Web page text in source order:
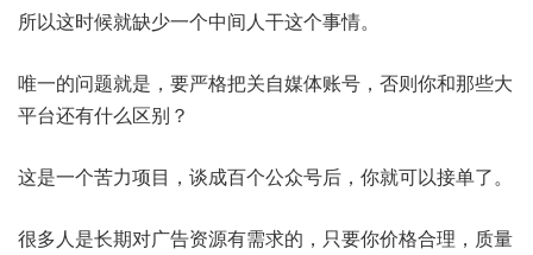
所以这时候就缺少一个中间人干这个事情。
唯一的问题就是，要严格把关自媒体账号，否则你和那些大
平台还有什么区别？
这是一个苦力项目，谈成百个公众号后，你就可以接单了。
很多人是长期对广告资源有需求的，只要你价格合理，质量